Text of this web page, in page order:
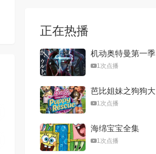
正在热播
机动奥特曼第一季
中配版
1次点播
芭比姐妹之狗狗大
冒险
1次点播
海绵宝宝全集
1次点播